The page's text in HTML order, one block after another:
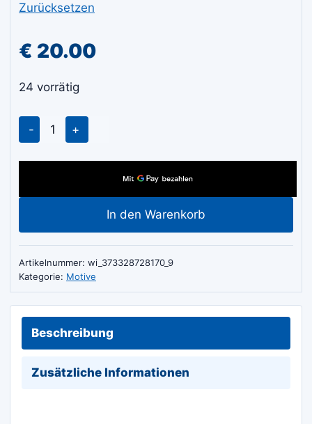
Zurücksetzen
€ 20.00
24 vorrätig
Schleifpapier
Rolle
Holz
Schmirgelpapier
40-
Menge
In den Warenkorb
Artikelnummer: wi_373328728170_9
Kategorie: Motive
Beschreibung
Zusätzliche Informationen